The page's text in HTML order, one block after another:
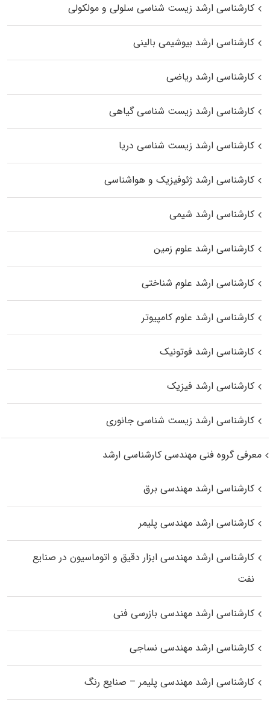
کارشناسی ارشد زیست شناسی سلولی و مولکولی
کارشناسی ارشد بیوشیمی بالینی
کارشناسی ارشد ریاضی
کارشناسی ارشد زیست‌ شناسی گیاهی
کارشناسی ارشد زیست‌ شناسی دریا
کارشناسی ارشد ژئوفیزیک و هواشناسی
کارشناسی ارشد شیمی
کارشناسی ارشد علوم زمین
کارشناسی ارشد علوم شناختی
کارشناسی ارشد علوم کامپیوتر
کارشناسی ارشد فوتونیک
کارشناسی ارشد فیزیک
کارشناسی ارشد زیست‌ شناسی جانوری
معرفی گروه فنی مهندسی کارشناسی ارشد
کارشناسی ارشد مهندسی برق
کارشناسی ارشد مهندسی پلیمر
کارشناسی ارشد مهندسی ابزار دقیق و اتوماسیون در صنایع
نفت
کارشناسی ارشد مهندسی بازرسی فنی
کارشناسی ارشد مهندسی نساجی
کارشناسی ارشد مهندسی پلیمر – صنایع رنگ